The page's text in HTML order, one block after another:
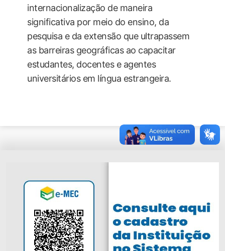
internacionalização de maneira
significativa por meio do ensino, da
pesquisa e da extensão que ultrapassem
as barreiras geográficas ao capacitar
estudantes, docentes e agentes
universitários em língua estrangeira.